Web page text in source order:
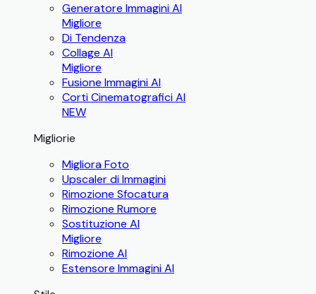
Generatore Immagini AI
Migliore
Di Tendenza
Collage AI
Migliore
Fusione Immagini AI
Corti Cinematografici AI
NEW
Migliorie
Migliora Foto
Upscaler di Immagini
Rimozione Sfocatura
Rimozione Rumore
Sostituzione AI
Migliore
Rimozione AI
Estensore Immagini AI